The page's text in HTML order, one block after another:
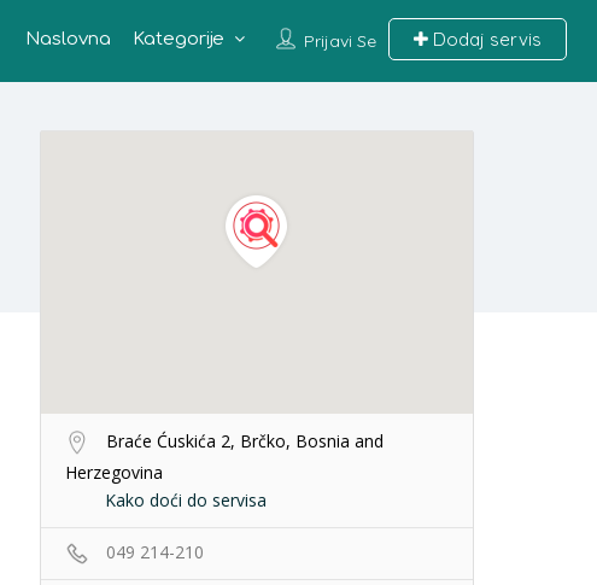
Prijavi Se Dodaj servis
Naslovna Kategorije
Braće Ćuskića 2, Brčko, Bosnia and
Herzegovina
Kako doći do servisa
049 214-210